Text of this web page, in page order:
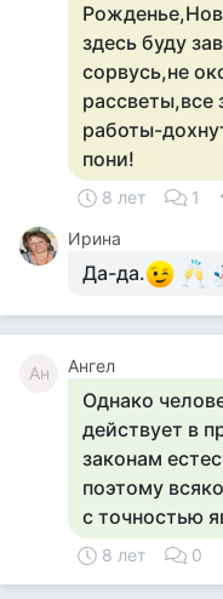
здесь буду
сорвусь,не
рассветы,все
работы-
пони!
8 лет 1
Ирина
Да-да.
Ан Ангел
Однако
действует в
законам
поэтому
с точностью
8 лет 0